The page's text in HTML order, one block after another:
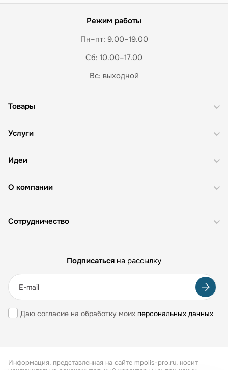
Режим работы
Пн–пт: 9.00–19.00
Сб: 10.00–17.00
Вс: выходной
О компании
Товары
Услуги
Идеи
Сотрудничество
Подписаться на рассылку
Даю согласие на обработку моих персональных данных
Информация, представленная на сайте mpolis-pro.ru, носит